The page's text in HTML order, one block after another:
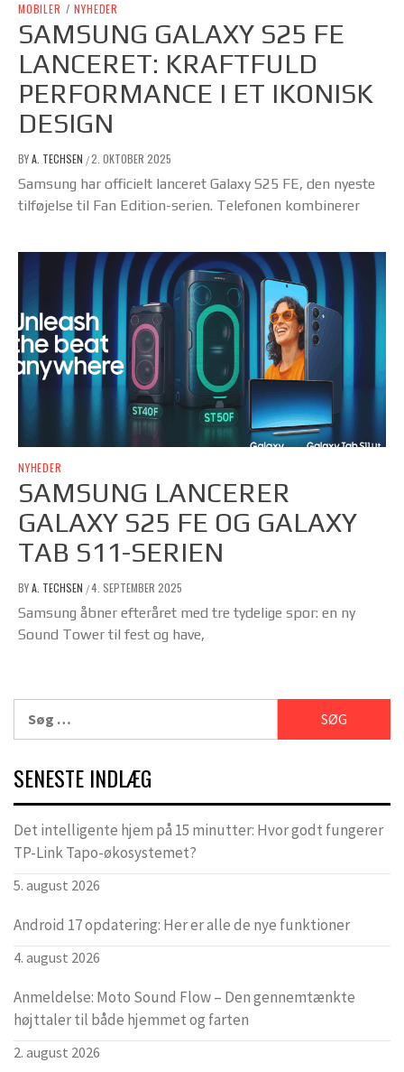
MOBILER / NYHEDER
SAMSUNG GALAXY S25 FE
LANCERET: KRAFTFULD
PERFORMANCE I ET IKONISK
DESIGN
BYA. TECHSEN /2. OKTOBER 2025
Samsung har officielt lanceret Galaxy S25 FE, den nyeste
tilføjelse til Fan Edition-serien. Telefonen kombinerer
NYHEDER
SAMSUNG LANCERER
GALAXY S25 FE OG GALAXY
TAB S11-SERIEN
BYA. TECHSEN /4. SEPTEMBER 2025
Samsung åbner efteråret med tre tydelige spor: en ny
Sound Tower til fest og have,
efter:
SENESTE INDLÆG
Det intelligente hjem på 15 minutter: Hvor godt fungerer
TP-Link Tapo-økosystemet?
5. august 2026
Android 17 opdatering: Her er alle de nye funktioner
4. august 2026
Anmeldelse: Moto Sound Flow – Den gennemtænkte
højttaler til både hjemmet og farten
2. august 2026